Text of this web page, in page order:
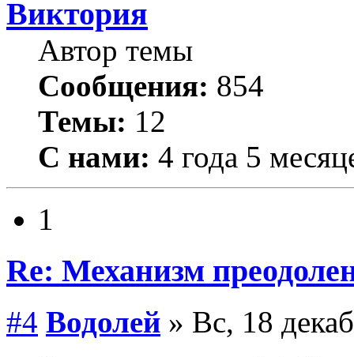
Виктория
Автор темы
Сообщения: 854
Темы: 12
С нами: 4 года 5
1
Re: Механизм
#4 Водолей » Вс, 18